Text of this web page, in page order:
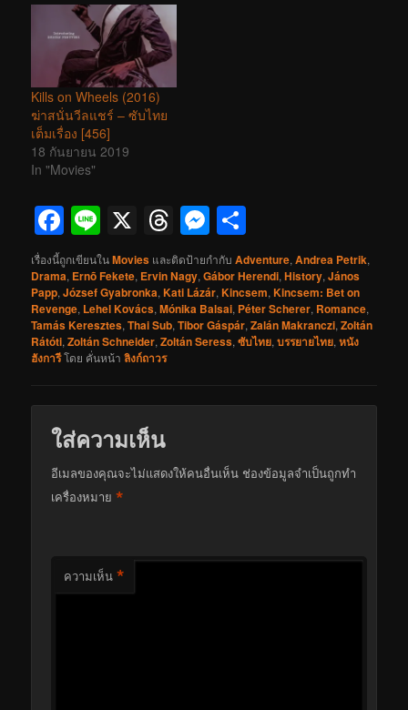
Kills on Wheels (2016)
ฆ่าสนั่นวีลแชร์ – ซับไทย
เต็มเรื่อง [456]
18 กันยายน 2019
In "Movies"
Facebook
Line
X Threads
Messenger
เรื่องนี้ถูกเขียนในMovies และติดป้ายกำกับAdventure,Andrea Petrik,
Drama, Ernõ Fekete, Ervin Nagy,Gábor Herendi,History,János
Papp,József Gyabronka,Kati Lázár,Kincsem,Kincsem: Bet on
Revenge, Lehel Kovács,Mónika Balsai, Péter Scherer, Romance,
Tamás Keresztes,Thai Sub,Tibor Gáspár,Zalán Makranczi,Zoltán
Rátóti,Zoltán Schneider,Zoltán Seress,ซับไทย,บรรยายไทย,หนัง
ฮังการีโดย คั่นหน้าลิงก์ถาวร
ใส่ความเห็น
อีเมลของคุณจะไม่แสดงให้คนอื่นเห็น ช่องข้อมูลจำเป็นถูกทำ
เครื่องหมาย*
ความเห็น *